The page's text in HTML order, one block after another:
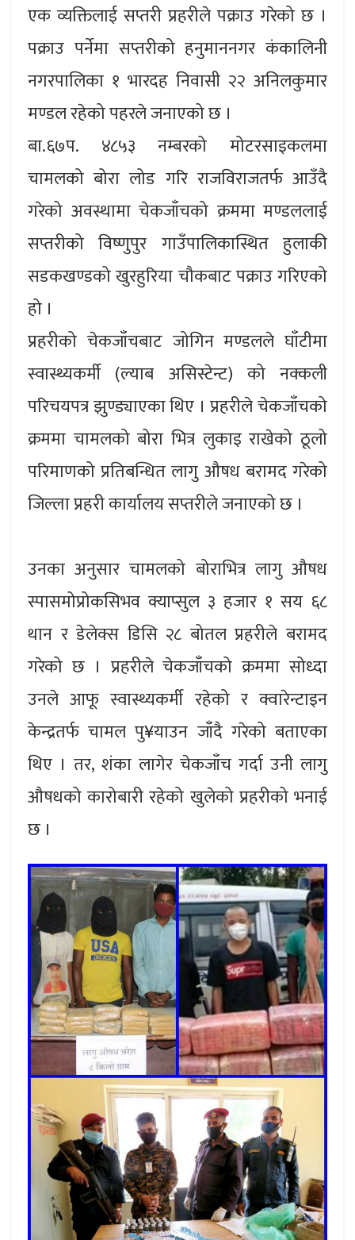
एक व्यक्तिलाई सप्तरी प्रहरीले पक्राउ गरेको छ ।
पक्राउ पर्नेमा सप्तरीको हनुमाननगर कंकालिनी
नगरपालिका १ भारदह निवासी २२ अनिलकुमार
मण्डल रहेको पहरले जनाएको छ ।
बा.६७प. ४८५३ नम्बरको मोटरसाइकलमा
चामलको बोरा लोड गरि राजविराजतर्फ आउँदै
गरेको अवस्थामा चेकजाँचको क्रममा मण्डललाई
सप्तरीको विष्णुपुर गाउँपालिकास्थित हुलाकी
सडकखण्डको खुरहुरिया चौकबाट पक्राउ गरिएको
हो ।
प्रहरीको चेकजाँचबाट जोगिन मण्डलले घाँटीमा
स्वास्थ्यकर्मी (ल्याब असिस्टेन्ट) को नक्कली
परिचयपत्र झुण्ड्याएका थिए । प्रहरीले चेकजाँचको
क्रममा चामलको बोरा भित्र लुकाइ राखेको ठूलो
परिमाणको प्रतिबन्धित लागु औषध बरामद गरेको
जिल्ला प्रहरी कार्यालय सप्तरीले जनाएको छ ।
उनका अनुसार चामलको बोराभित्र लागु औषध
स्पासमोप्रोकसिभव क्याप्सुल ३ हजार १ सय ६८
थान र डेलेक्स डिसि २८ बोतल प्रहरीले बरामद
गरेको छ । प्रहरीले चेकजाँचको क्रममा सोध्दा
उनले आफू स्वास्थ्यकर्मी रहेको र क्वारेन्टाइन
केन्द्रतर्फ चामल पु¥याउन जाँदै गरेको बताएका
थिए । तर, शंका लागेर चेकजाँच गर्दा उनी लागु
औषधको कारोबारी रहेको खुलेको प्रहरीको भनाई
छ ।